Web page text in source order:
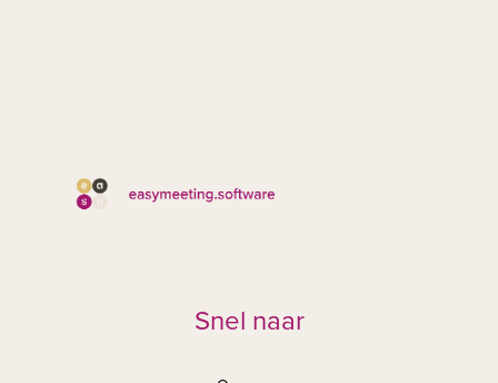
Snel naar